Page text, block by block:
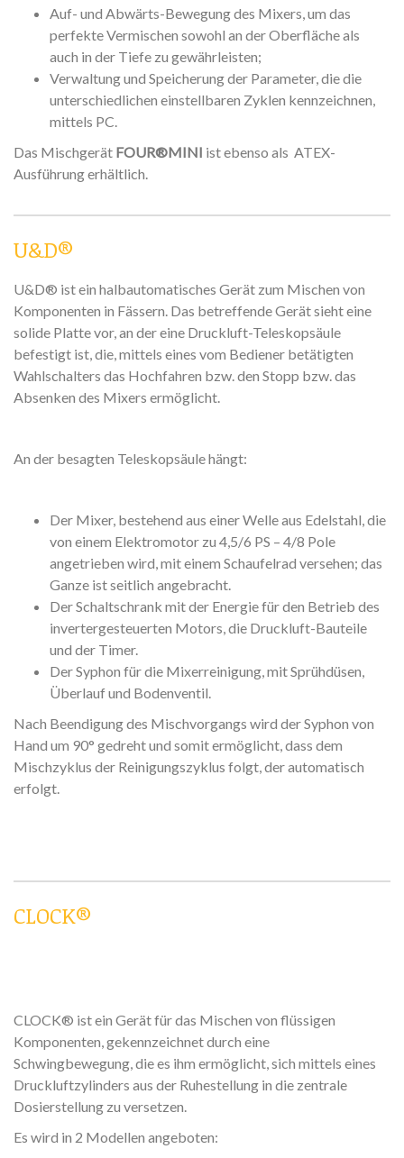
Auf- und Abwärts-Bewegung des Mixers, um das
perfekte Vermischen sowohl an der Oberfläche als
auch in der Tiefe zu gewährleisten;
Verwaltung und Speicherung der Parameter, die die
unterschiedlichen einstellbaren Zyklen kennzeichnen,
mittels PC.
Das Mischgerät FOUR®MINI ist ebenso als ATEX-
Ausführung erhältlich.
U&D®
U&D® ist ein halbautomatisches Gerät zum Mischen von
Komponenten in Fässern. Das betreffende Gerät sieht eine
solide Platte vor, an der eine Druckluft-Teleskopsäule
befestigt ist, die, mittels eines vom Bediener betätigten
Wahlschalters das Hochfahren bzw. den Stopp bzw. das
Absenken des Mixers ermöglicht.
An der besagten Teleskopsäule hängt:
Der Mixer, bestehend aus einer Welle aus Edelstahl, die
von einem Elektromotor zu 4,5/6 PS – 4/8 Pole
angetrieben wird, mit einem Schaufelrad versehen; das
Ganze ist seitlich angebracht.
Der Schaltschrank mit der Energie für den Betrieb des
invertergesteuerten Motors, die Druckluft-Bauteile
und der Timer.
Der Syphon für die Mixerreinigung, mit Sprühdüsen,
Überlauf und Bodenventil.
Nach Beendigung des Mischvorgangs wird der Syphon von
Hand um 90° gedreht und somit ermöglicht, dass dem
Mischzyklus der Reinigungszyklus folgt, der automatisch
erfolgt.
CLOCK®
CLOCK® ist ein Gerät für das Mischen von flüssigen
Komponenten, gekennzeichnet durch eine
Schwingbewegung, die es ihm ermöglicht, sich mittels eines
Druckluftzylinders aus der Ruhestellung in die zentrale
Dosierstellung zu versetzen.
Es wird in 2 Modellen angeboten: